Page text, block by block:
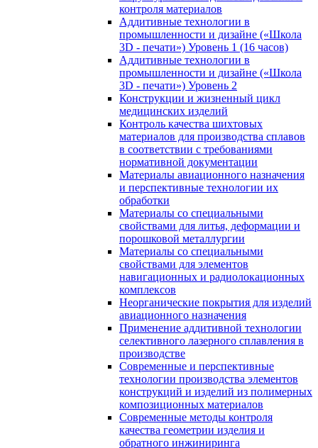
контроля материалов
Аддитивные технологии в
промышленности и дизайне («Школа
3D - печати») Уровень 1 (16 часов)
Аддитивные технологии в
промышленности и дизайне («Школа
3D - печати») Уровень 2
Конструкции и жизненный цикл
медицинских изделий
Контроль качества шихтовых
материалов для производства сплавов
в соответствии с требованиями
нормативной документации
Материалы авиационного назначения
и перспективные технологии их
обработки
Материалы со специальными
свойствами для литья, деформации и
порошковой металлургии
Материалы со специальными
свойствами для элементов
навигационных и радиолокационных
комплексов
Неорганические покрытия для изделий
авиационного назначения
Применение аддитивной технологии
селективного лазерного сплавления в
производстве
Современные и перспективные
технологии производства элементов
конструкций и изделий из полимерных
композиционных материалов
Современные методы контроля
качества геометрии изделия и
обратного инжиниринга